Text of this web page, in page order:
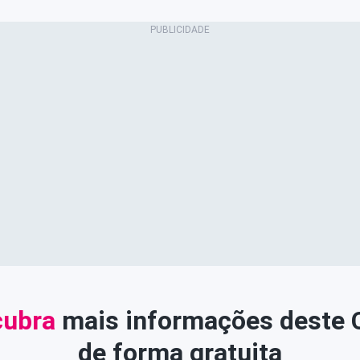
mais informações deste
de forma gratuita